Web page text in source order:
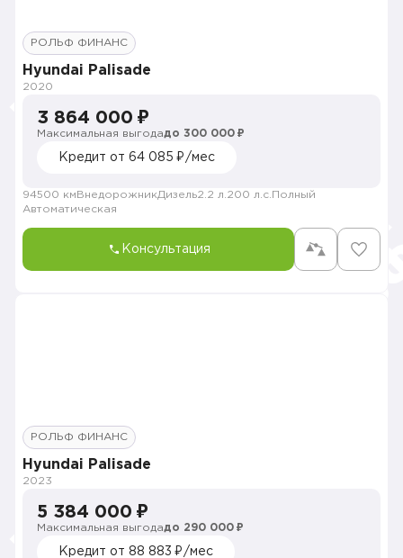
РОЛЬФ ФИНАНС
Hyundai Palisade
2020
3 864 000 ₽
Максимальная выгодадо 300 000 ₽
Кредит от 64 085 ₽/мес
94500 км ВнедорожникДизель2.2 л. 200 л.с. Полный
Автоматическая
Консультация
РОЛЬФ ФИНАНС
Hyundai Palisade
2023
5 384 000 ₽
Максимальная выгодадо 290 000 ₽
Кредит от 88 883 ₽/мес